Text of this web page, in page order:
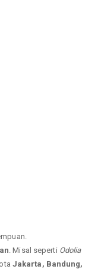
. Misal seperti Odolia
Jakarta, Bandung,